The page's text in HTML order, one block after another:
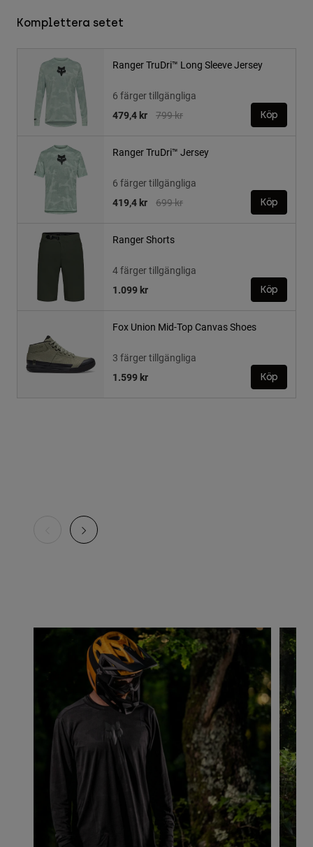
Komplettera setet
Ranger TruDri™ Long Sleeve Jersey
6 färger tillgängliga
Price reduced from
799 krto
479,4 kr Köp
Ranger TruDri™ Jersey
6 färger tillgängliga
Price reduced from
699 krto
419,4 kr Köp
Ranger Shorts
4 färger tillgängliga
1.099 kr
Köp
Fox Union Mid-Top Canvas Shoes
3 färger tillgängliga
1.599 kr
Köp